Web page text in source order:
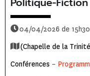
04/04/2026 de 15h30
(Chapelle de la
Conférences –